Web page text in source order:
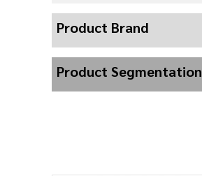
Product Brand
Product Segmentation